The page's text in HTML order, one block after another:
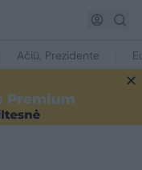
Ačiū, Prezidente